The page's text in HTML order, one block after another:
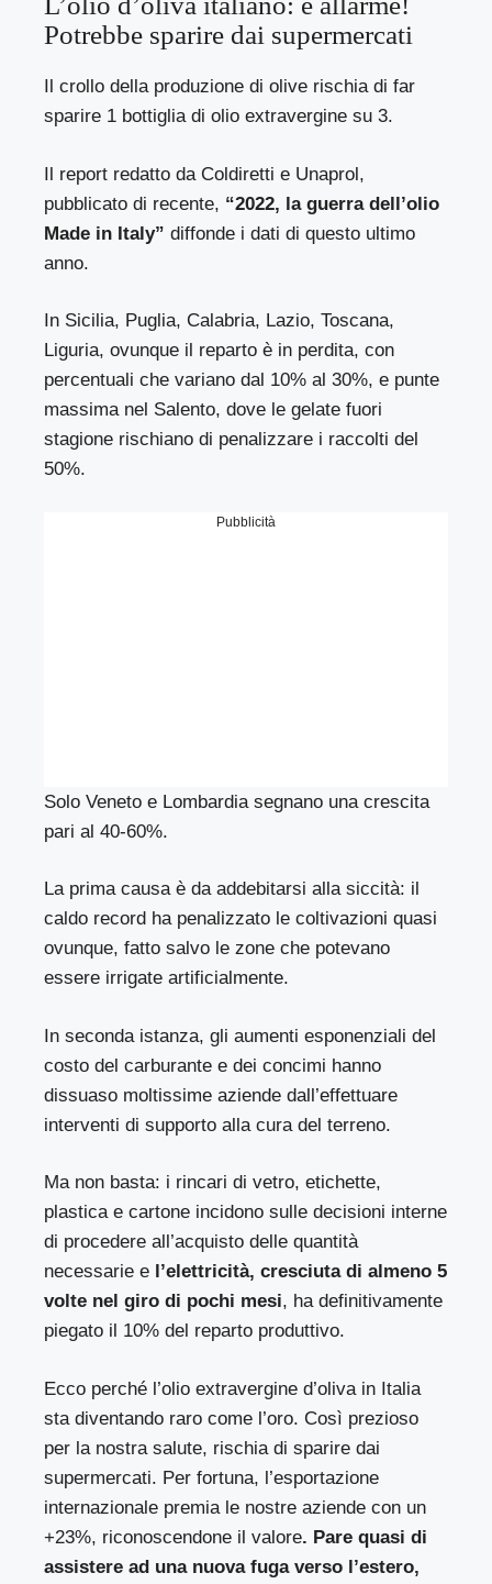
Potrebbe sparire dai supermercati
Il crollo della produzione di olive rischia di far
sparire 1 bottiglia di olio extravergine su 3.
Il report redatto da Coldiretti e Unaprol,
pubblicato di recente, “2022, la guerra dell’olio
Made in Italy” diffonde i dati di questo ultimo
anno.
In Sicilia, Puglia, Calabria, Lazio, Toscana,
Liguria, ovunque il reparto è in perdita, con
percentuali che variano dal 10% al 30%, e punte
massima nel Salento, dove le gelate fuori
stagione rischiano di penalizzare i raccolti del
50%.
Pubblicità
Solo Veneto e Lombardia segnano una crescita
pari al 40-60%.
La prima causa è da addebitarsi alla siccità: il
caldo record ha penalizzato le coltivazioni quasi
ovunque, fatto salvo le zone che potevano
essere irrigate artificialmente.
In seconda istanza, gli aumenti esponenziali del
costo del carburante e dei concimi hanno
dissuaso moltissime aziende dall’effettuare
interventi di supporto alla cura del terreno.
Ma non basta: i rincari di vetro, etichette,
plastica e cartone incidono sulle decisioni interne
di procedere all’acquisto delle quantità
necessarie e l’elettricità, cresciuta di almeno 5
volte nel giro di pochi mesi, ha definitivamente
piegato il 10% del reparto produttivo.
Ecco perché l’olio extravergine d’oliva in Italia
sta diventando raro come l’oro. Così prezioso
per la nostra salute, rischia di sparire dai
supermercati. Per fortuna, l’esportazione
internazionale premia le nostre aziende con un
+23%, riconoscendone il valore. Pare quasi di
assistere ad una nuova fuga verso l’estero,